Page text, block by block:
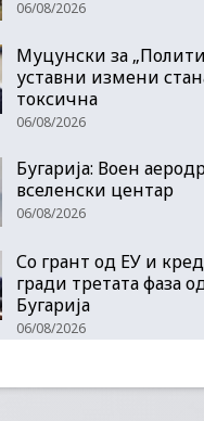
06/08/2026
Муцунски за
уставни измени
токсична
06/08/2026
Бугарија: Воен
вселенски центар
06/08/2026
Со грант од ЕУ и
гради третата фаза
Бугарија
06/08/2026